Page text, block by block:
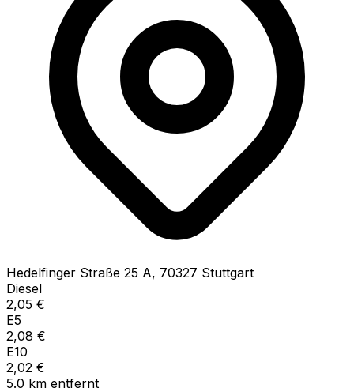
Hedelfinger Straße 25 A, 70327 Stuttgart
Diesel
2,05 €
E5
2,08 €
E10
2,02 €
5.0 km entfernt